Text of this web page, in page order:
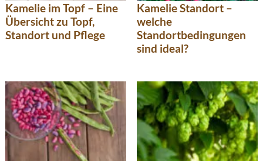
Kamelie im Topf – Eine
Übersicht zu Topf,
Standort und Pflege
Kamelie Standort –
welche
Standortbedingungen
sind ideal?